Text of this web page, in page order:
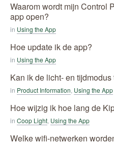
Waarom wordt mijn Control
app open?
in Using the App
Hoe update ik de app?
in Using the App
Kan ik de licht- en
in Product Information, Using the App
Hoe wijzig ik hoe lang de
in Coop Light, Using the App
Welke wifi-netwerken